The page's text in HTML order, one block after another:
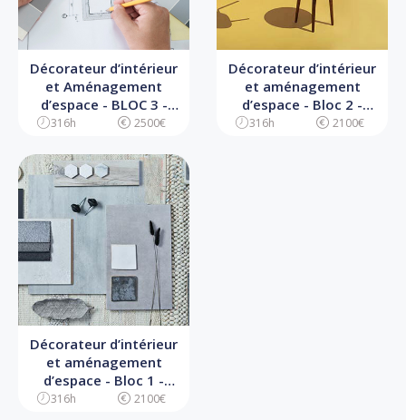
Décorateur d’intérieur
et Aménagement
d’espace - BLOC 3 -
Pilotage d’un projet de
316h 2500€
Décorateur d’intérieur
et aménagement
d’espace - Bloc 2 -
Concevoir un projet de
316h 2100€
Décorateur d’intérieur
et aménagement
d’espace - Bloc 1 -
Analyser un projet de
316h 2100€